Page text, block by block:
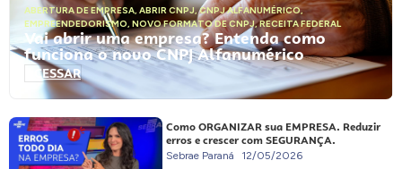
ABERTURA DE EMPRESA, ABRIR CNPJ,CNPJ ALFANUMÉRICO,
EMPREENDEDORISMO, NOVO FORMATO DE CNPJ,RECEITA FEDERAL
Vai abrir uma empresa? Entenda como
funciona o novo CNPJ Alfanumérico
ACESSAR
Como ORGANIZAR sua EMPRESA. Reduzir
erros e crescer com SEGURANÇA.
Sebrae Paraná 12/05/2026